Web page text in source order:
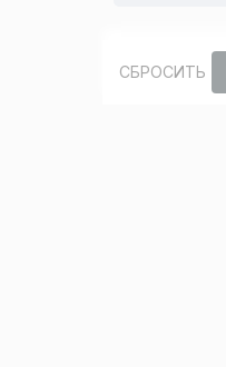
СБРОСИТЬ